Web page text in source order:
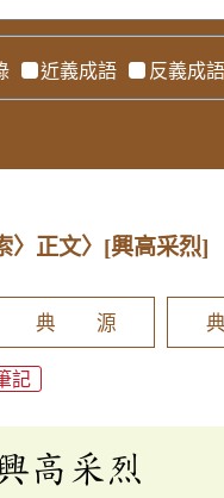
近義成語 反義成語
〉正文〉 [興高采烈]
典 源
記
高采烈